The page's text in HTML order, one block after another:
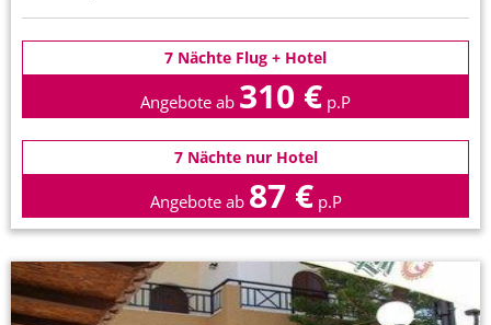
7 Nächte Flug + Hotel
Angebote ab 310 € p.P
7 Nächte nur Hotel
Angebote ab 87 € p.P